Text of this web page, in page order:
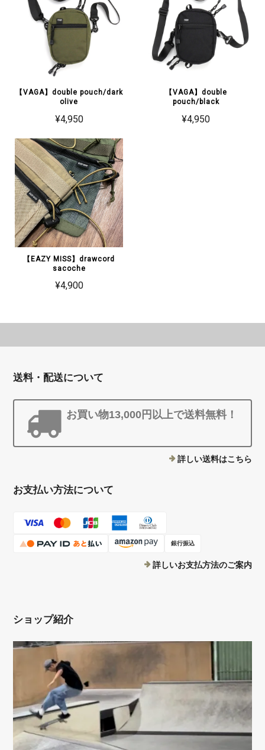
【VAGA】double pouch/dark
olive
¥4,950
【VAGA】double
pouch/black
¥4,950
【EAZY MISS】drawcord
sacoche
¥4,900
送料・配送について
お買い物13,000円以上で送料無料！
詳しい送料はこちら
お支払い方法について
銀行振込
詳しいお支払方法のご案内
ショップ紹介